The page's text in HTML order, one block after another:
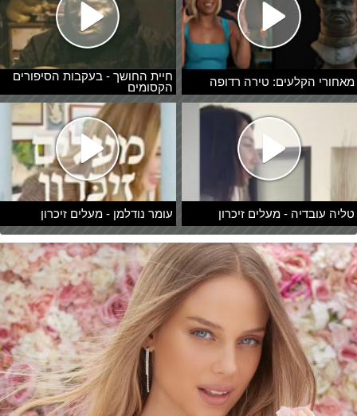
מאחורי הקלעים: טירה רדופה
חיית החושך - בעקבות הסיפורים
הקסומים
טליה עובדיה - מעלים זיכרון עומר נודלמן - מעלים זיכרון